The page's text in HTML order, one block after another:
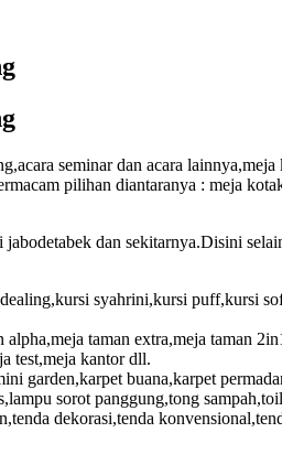
seminar dan acara
pilihan diantaranya : meja
dan sekitarnya.Disini
syahrini,kursi puff,kursi
taman extra,meja taman
test,meja kantor dll.
garden,karpet buana,karpet
sorot panggung,tong
dekorasi,tenda